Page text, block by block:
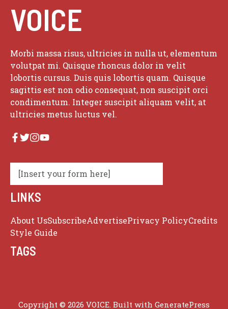
VOICE
Morbi massa risus, ultricies in nulla ut, elementum
volutpat mi. Quisque rhoncus dolor in velit
lobortis cursus. Duis quis lobortis quam. Quisque
sagittis est non odio consequat, non suscipit orci
condimentum. Integer suscipit aliquam velit, at
ultricies metus luctus vel.
[Insert your form here]
LINKS
About UsSubscribeAdvertisePrivacy PolicyCredits
Style Guide
TAGS
Copyright © 2026 VOICE. Built with GeneratePress